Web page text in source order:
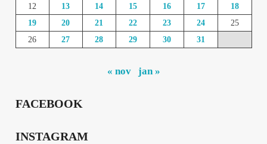
12
13 14 15 16 17
18
19
20 21 22 23 24
25
26
27 28 29 30 31
« nov jan »
FACEBOOK
INSTAGRAM